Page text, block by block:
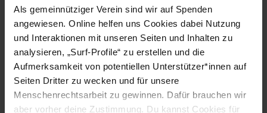
Als gemeinnütziger Verein sind wir auf Spenden
angewiesen. Online helfen uns Cookies dabei Nutzung
und Interaktionen mit unseren Seiten und Inhalten zu
analysieren, „Surf-Profile“ zu erstellen und die
Aufmerksamkeit von potentiellen Unterstützer*innen auf
Seiten Dritter zu wecken und für unsere
Menschenrechtsarbeit zu gewinnen. Dafür brauchen wir
aber vorher deine Zustimmung. Du kannst Cookies für
E-
Mail
Ich habe dieDatenschutzrichtlinie
Nutzungsbedingungengelesen und stimme
ihnen zu.